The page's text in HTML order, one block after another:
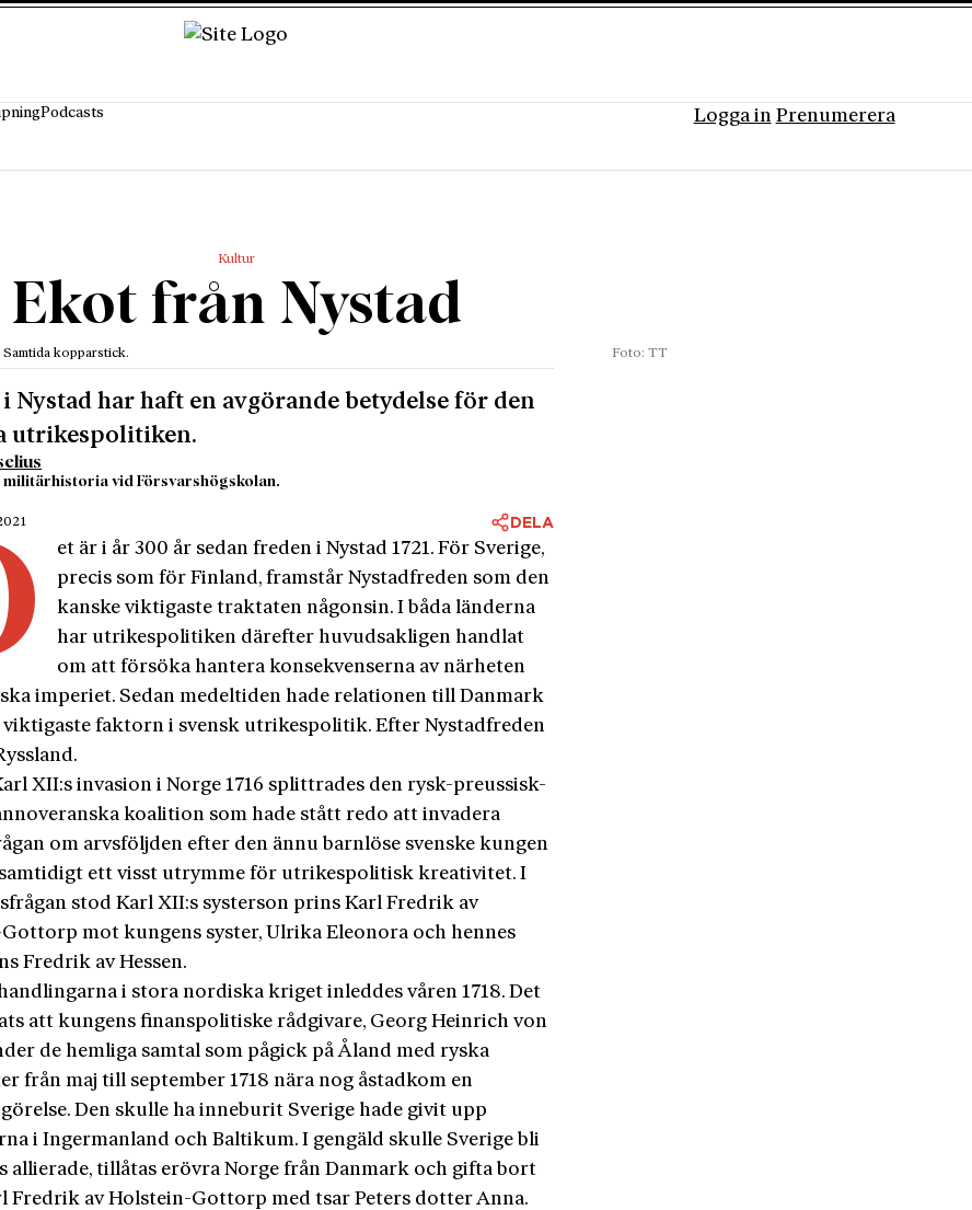
Podcasts Logga in Prenumerera
Kultur
Ekot från Nystad
Samtida kopparstick. Foto: TT
Nystad har haft en avgörande betydelse för den
utrikespolitiken.
vid Försvarshögskolan.
DELA
et är i år 300 år sedan freden i Nystad 1721. För Sverige,
precis som för Finland, framstår Nystadfreden som den
kanske viktigaste traktaten någonsin. I båda länderna
har utrikespolitiken därefter huvudsakligen handlat
om att försöka hantera konsekvenserna av närheten
imperiet. Sedan medeltiden hade relationen till Danmark
faktorn i svensk utrikespolitik. Efter Nystadfreden
XII:s invasion i Norge 1716 splittrades den rysk-preussisk-
koalition som hade stått redo att invadera
om arvsföljden efter den ännu barnlöse svenske kungen
samtidigt ett visst utrymme för utrikespolitisk kreativitet. I
stod Karl XII:s systerson prins Karl Fredrik av
mot kungens syster, Ulrika Eleonora och hennes
Fredrik av Hessen.
i stora nordiska kriget inleddes våren 1718. Det
att kungens finanspolitiske rådgivare, Georg Heinrich von
de hemliga samtal som pågick på Åland med ryska
från maj till september 1718 nära nog åstadkom en
Den skulle ha inneburit Sverige hade givit upp
i Ingermanland och Baltikum. I gengäld skulle Sverige bli
allierade, tillåtas erövra Norge från Danmark och gifta bort
Fredrik av Holstein-Gottorp med tsar Peters dotter Anna.